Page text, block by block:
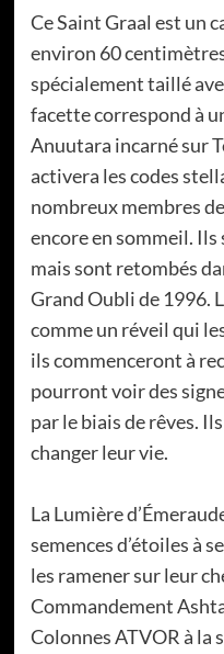
Ce Saint Graal est un
environ 60
spécialement taillé
facette correspond à
Anuutara incarné sur
activera les codes
nombreux membres
encore en sommeil. Ils
mais sont retombés
Grand Oubli de 1996.
comme un réveil qui
ils commenceront à
pourront voir des
par le biais de rêves.
changer leur vie.
La Lumière
semences d’étoiles à
les ramener sur leur
Commandement
Colonnes ATVOR à la